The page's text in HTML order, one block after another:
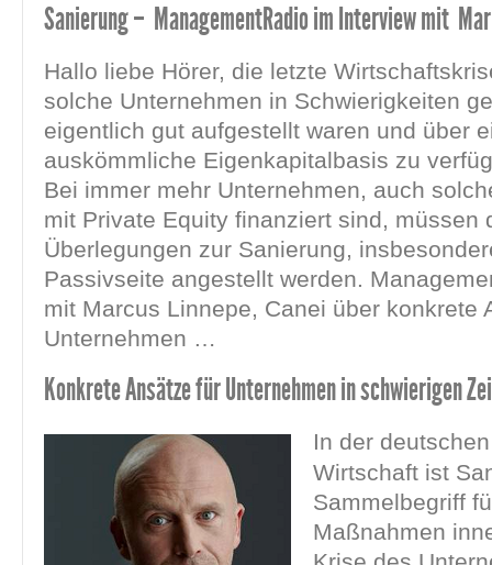
Sanierung – ManagementRadio im Interview mit
Hallo liebe Hörer, die letzte
solche Unternehmen in Schwierigkeiten
eigentlich gut aufgestellt waren und über
auskömmliche Eigenkapitalbasis zu
Bei immer mehr Unternehmen, auch
mit Private Equity finanziert sind, müssen
Überlegungen zur Sanierung,
Passivseite angestellt werden.
mit Marcus Linnepe, Canei über konkrete
Unternehmen …
Konkrete Ansätze für Unternehmen in schwierigen
In der deutschen
Wirtschaft ist
Sammelbegriff
Maßnahmen